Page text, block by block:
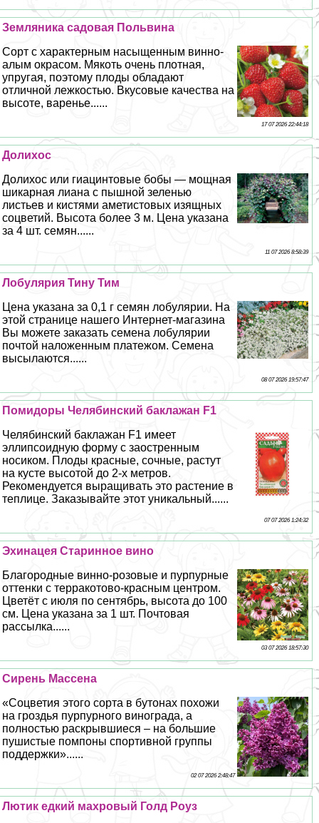
Земляника садовая Польвина
Сорт с хаpaктерным насыщенным винно-
алым окрасом. Мякоть очень плотная,
упругая, поэтому плоды обладают
отличной лежкостью. Вкусовые качества на
высоте, варенье......
17 07 2026 22:44:18
Долихос
Долихос или гиацинтовые бобы — мощная
шикарная лиана с пышной зеленью
листьев и кистями аметистовых изящных
соцветий. Высота более 3 м. Цена указана
за 4 шт. семян......
11 07 2026 8:58:39
Лобулярия Тину Тим
Цена указана за 0,1 г семян лобулярии. На
этой странице нашего Интернет-магазина
Вы можете заказать семена лобулярии
почтой наложенным платежом. Семена
высылаются......
08 07 2026 19:57:47
Помидоры Челябинский баклажан F1
Челябинский баклажан F1 имеет
эллипсоидную форму с заостренным
носиком. Плоды красные, сочные, растут
на кусте высотой до 2-х метров.
Рекомендуется выращивать это растение в
теплице. Заказывайте этот уникальный......
07 07 2026 1:24:32
Эхинацея Старинное вино
Благородные винно-розовые и пурпурные
оттенки с терpaкотово-красным центром.
Цветёт с июля по сентябрь, высота до 100
см. Цена указана за 1 шт. Почтовая
рассылка......
03 07 2026 18:57:30
Сирень Массена
«Соцветия этого сорта в бутонах похожи
на гроздья пурпурного винограда, а
полностью раскрывшиеся – на большие
пушистые помпоны спортивной группы
поддержки»......
02 07 2026 2:48:47
Лютик едкий махровый Голд Роуз